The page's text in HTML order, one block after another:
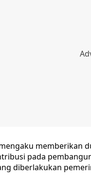
memberikan
pada
diberlakukan